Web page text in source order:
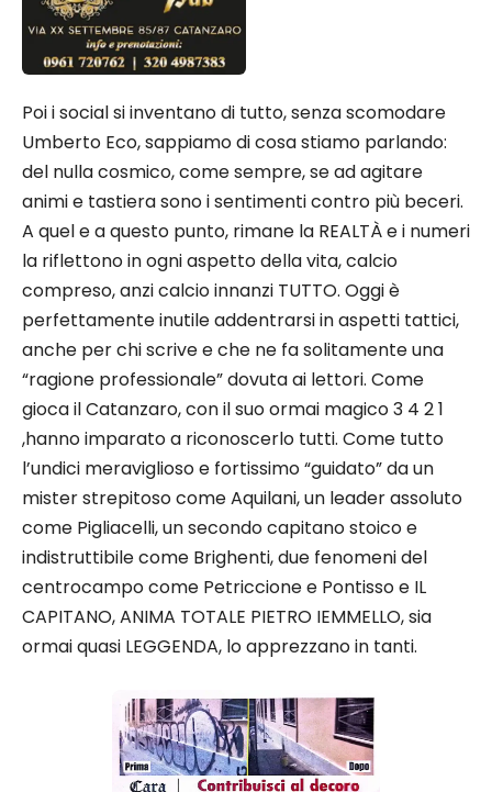
Poi i social si inventano di tutto, senza scomodare
Umberto Eco, sappiamo di cosa stiamo parlando:
del nulla cosmico, come sempre, se ad agitare
animi e tastiera sono i sentimenti contro più beceri.
A quel e a questo punto, rimane la REALTÀ e i numeri
la riflettono in ogni aspetto della vita, calcio
compreso, anzi calcio innanzi TUTTO. Oggi è
perfettamente inutile addentrarsi in aspetti tattici,
anche per chi scrive e che ne fa solitamente una
“ragione professionale” dovuta ai lettori. Come
gioca il Catanzaro, con il suo ormai magico 3 4 2 1
,hanno imparato a riconoscerlo tutti. Come tutto
l’undici meraviglioso e fortissimo “guidato” da un
mister strepitoso come Aquilani, un leader assoluto
come Pigliacelli, un secondo capitano stoico e
indistruttibile come Brighenti, due fenomeni del
centrocampo come Petriccione e Pontisso e IL
CAPITANO, ANIMA TOTALE PIETRO IEMMELLO, sia
ormai quasi LEGGENDA, lo apprezzano in tanti.